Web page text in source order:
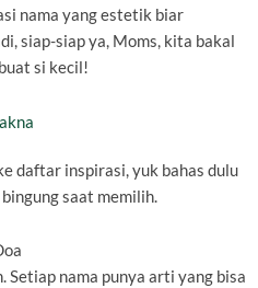
nama yang estetik biar
siap-siap ya, Moms, kita bakal
si kecil!
daftar inspirasi, yuk bahas dulu
saat memilih.
Setiap nama punya arti yang bisa